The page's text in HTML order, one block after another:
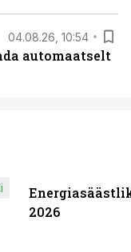
04.08.26, 10:54
automaatselt
2026